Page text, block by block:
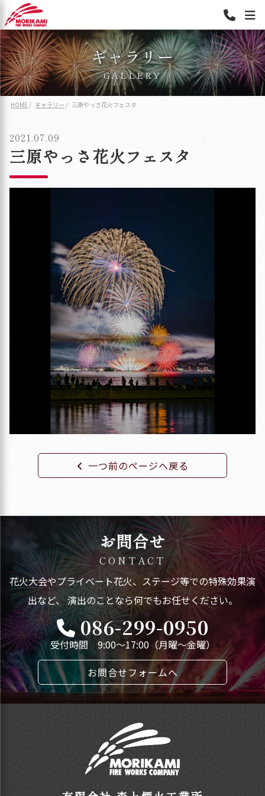
ギャラリー
GALLERY
HOME ギャラリー 三原やっさ花火フェスタ
2021.07.09
三原やっさ花火フェスタ
一つ前のページへ戻る
お問合せ
CONTACT
花火大会やプライベート花火、ステージ等での特殊効果演
出など、演出のことなら何でもお任せください。
086-299-0950
受付時間 9:00～17:00（月曜～金曜）
お問合せフォームへ